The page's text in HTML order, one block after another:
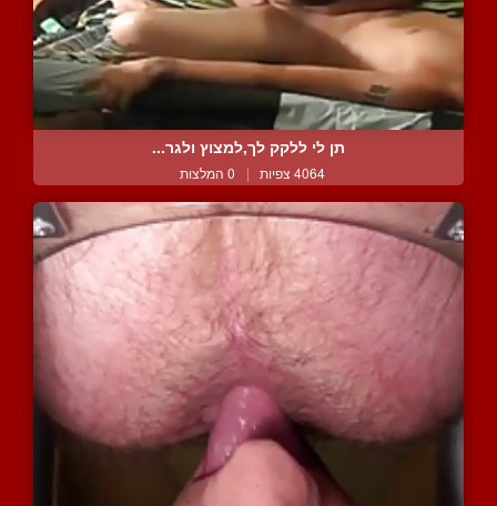
תן לי ללקק לך,למצוץ ולגר...
4064 צפיות | 0 המלצות